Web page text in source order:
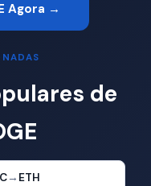
Agora →
de
→ ETH